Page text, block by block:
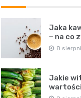
Jaka
– na co
8
Jakie